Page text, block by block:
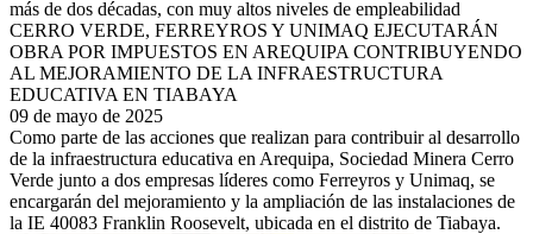
más de dos décadas, con muy altos niveles de empleabilidad
CERRO VERDE, FERREYROS Y UNIMAQ EJECUTARÁN
OBRA POR IMPUESTOS EN AREQUIPA CONTRIBUYENDO
AL MEJORAMIENTO DE LA INFRAESTRUCTURA
EDUCATIVA EN TIABAYA
09 de mayo de 2025
Como parte de las acciones que realizan para contribuir al desarrollo
de la infraestructura educativa en Arequipa, Sociedad Minera Cerro
Verde junto a dos empresas líderes como Ferreyros y Unimaq, se
encargarán del mejoramiento y la ampliación de las instalaciones de
la IE 40083 Franklin Roosevelt, ubicada en el distrito de Tiabaya.